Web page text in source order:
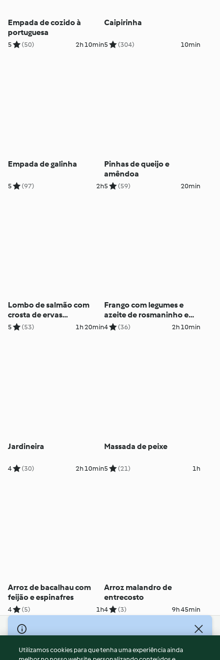
Empada de cozido à
portuguesa
5 (50) 2h 10min
Caipirinha
5 (304) 10min
Empada de galinha
5 (97) 2h
Pinhas de queijo e
amêndoa
5 (59) 20min
Lombo de salmão com
crosta de ervas
aromáticas e salada de
5 (53) 1h 20min
Frango com legumes e
azeite de rosmaninho e
manjericão
4 (36) 2h 10min
Jardineira
4 (30) 2h 10min
Massada de peixe
5 (21) 1h
Arroz de bacalhau com
feijão e espinafres
4 (5) 1h
Arroz malandro de
entrecosto
4 (3) 9h 45min
© Copyright 2026
Termos de Utilização
Utilizamos cookies para que tenha uma experiência ainda